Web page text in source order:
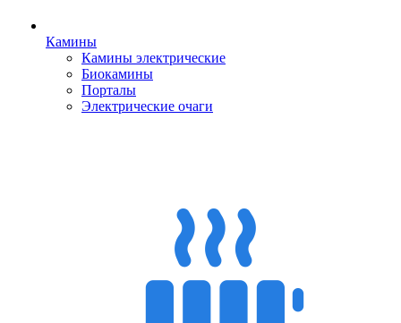
Камины
Камины электрические
Биокамины
Порталы
Электрические очаги